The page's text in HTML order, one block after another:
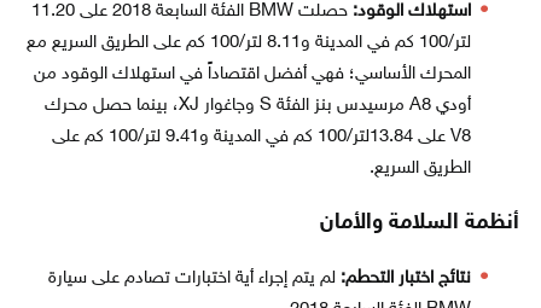
استهلاك الوقود:
حصلت BMW الفئة السابعة 2018 على 11.20
لتر/100 كم في المدينة و8.11 لتر/100 كم على الطريق السريع مع
المحرك الأساسي؛ فهي أفضل اقتصاداً في استهلاك الوقود من
أودي A8 مرسيدس بنز الفئة S وجاغوار XJ، بينما حصل محرك
V8 على 13.84لتر/100 كم في المدينة و9.41 لتر/100 كم على
الطريق السريع.
أنظمة السلامة والأمان
نتائج اختبار التحطم: لم يتم إجراء أية اختبارات تصادم على سيارة